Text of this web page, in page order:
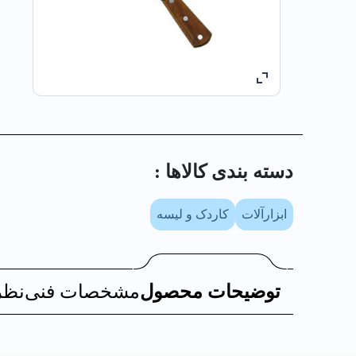
دسته بندی کالا‌ها :
ابزارآلات کاردک و لیسه
توضیحات محصولمشخصات فنی